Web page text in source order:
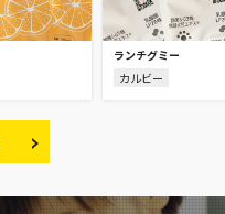
ランチグミー
カルビー